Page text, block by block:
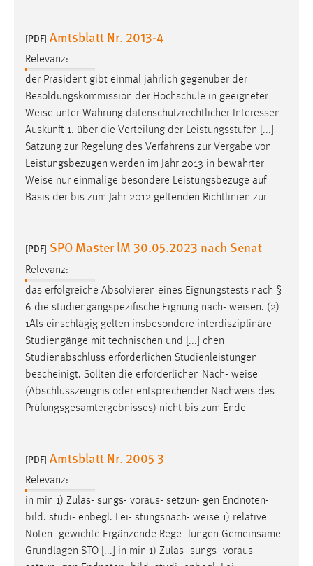
[PDF] Amtsblatt Nr. 2013-4
Relevanz:
der Präsident gibt einmal jährlich gegenüber der
Besoldungskommission der Hochschule in geeigneter
Weise unter Wahrung datenschutzrechtlicher Interessen
Auskunft 1. über die Verteilung der Leistungsstufen [...]
Satzung zur Regelung des Verfahrens zur Vergabe von
Leistungsbezügen werden im Jahr 2013 in bewährter
Weise nur einmalige besondere Leistungsbezüge auf
Basis der bis zum Jahr 2012 geltenden Richtlinien zur
[PDF] SPO Master lM 30.05.2023 nach Senat
Relevanz:
das erfolgreiche Absolvieren eines Eignungstests nach §
6 die studiengangspezifische Eignung nach- weisen. (2)
1Als einschlägig gelten insbesondere interdisziplinäre
Studiengänge mit technischen und [...] chen
Studienabschluss erforderlichen Studienleistungen
bescheinigt. Sollten die erforderlichen Nach- weise
(Abschlusszeugnis oder entsprechender Nachweis des
Prüfungsgesamtergebnisses) nicht bis zum Ende
[PDF] Amtsblatt Nr. 2005 3
Relevanz:
in min 1) Zulas- sungs- voraus- setzun- gen Endnoten-
bild. studi- enbegl. Lei- stungsnach- weise 1) relative
Noten- gewichte Ergänzende Rege- lungen Gemeinsame
Grundlagen STO [...] in min 1) Zulas- sungs- voraus-